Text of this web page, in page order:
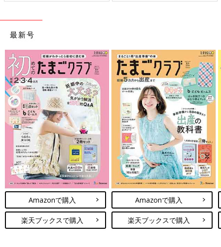
最新号
Amazonで購入
楽天ブックスで購入
Amazonで購入
楽天ブックスで購入